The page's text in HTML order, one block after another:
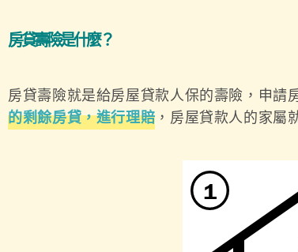
房貸壽險是什麼？
房貸壽險就是給房屋貸款人保的壽險，申請
的剩餘房貸，進行理賠 ，房屋貸款人的家屬